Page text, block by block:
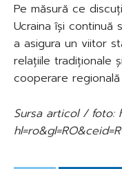
Pe măsură ce
Ucraina își
a asigura un viitor
relațiile tradiționale
cooperare
Sursa articol / foto: